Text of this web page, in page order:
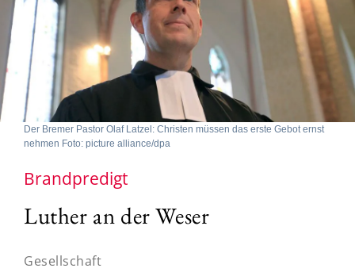
Der Bremer Pastor Olaf Latzel: Christen müssen das erste Gebot ernst
nehmen Foto: picture alliance/dpa
Brandpredigt
Luther an der Weser
Gesellschaft